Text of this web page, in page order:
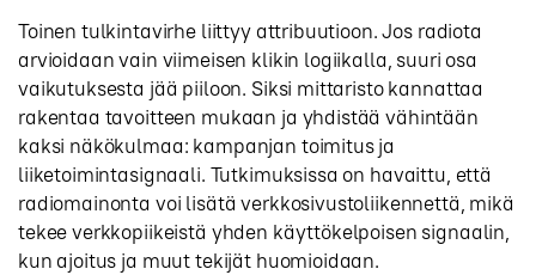
Toinen tulkintavirhe liittyy attribuutioon. Jos radiota
arvioidaan vain viimeisen klikin logiikalla, suuri osa
vaikutuksesta jää piiloon. Siksi mittaristo kannattaa
rakentaa tavoitteen mukaan ja yhdistää vähintään
kaksi näkökulmaa: kampanjan toimitus ja
liiketoimintasignaali. Tutkimuksissa on havaittu, että
radiomainonta voi lisätä verkkosivustoliikennettä, mikä
tekee verkkopiikeistä yhden käyttökelpoisen signaalin,
kun ajoitus ja muut tekijät huomioidaan.